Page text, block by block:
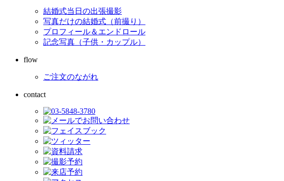
結婚式当日の出張撮影
写真だけの結婚式（前撮り）
プロフィール＆エンドロール
記念写真（子供・カップル）
flow
ご注文のながれ
contact